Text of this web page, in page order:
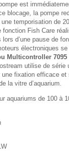
est
blocage, la pompe
temporisation de
fonction Fish Care
d’une pause de
électroniques
Multicontroller 7095
utilise de série
une fixation efficace
la vitre d’aquarium.
aquariums de 100 à